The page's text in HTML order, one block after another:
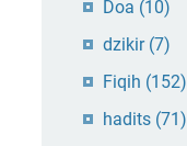
Doa (10)
dzikir (7)
Fiqih (152)
hadits (71)